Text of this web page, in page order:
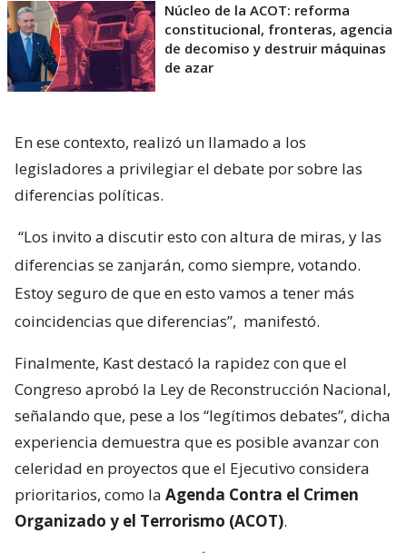
Núcleo de la ACOT: reforma
constitucional, fronteras, agencia
de decomiso y destruir máquinas
de azar
En ese contexto, realizó un llamado a los
legisladores a privilegiar el debate por sobre las
diferencias políticas.
“Los invito a discutir esto con altura de miras, y las
diferencias se zanjarán, como siempre, votando.
Estoy seguro de que en esto vamos a tener más
coincidencias que diferencias”, manifestó.
Finalmente, Kast destacó la rapidez con que el
Congreso aprobó la Ley de Reconstrucción Nacional,
señalando que, pese a los “legítimos debates”, dicha
experiencia demuestra que es posible avanzar con
celeridad en proyectos que el Ejecutivo considera
prioritarios, como la Agenda Contra el Crimen
Organizado y el Terrorismo (ACOT).